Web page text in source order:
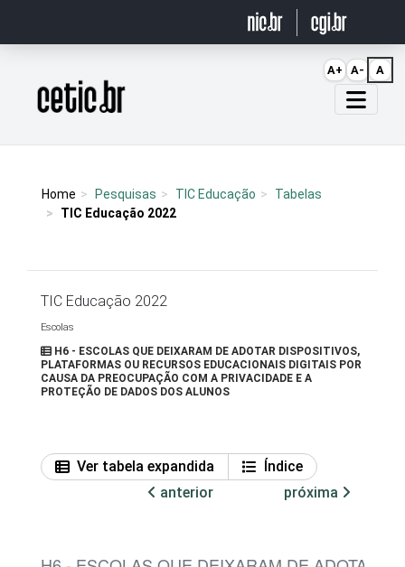
Página inicial
Home Pesquisas TIC Educação
Tabelas
TIC Educação 2022
TIC Educação 2022
Escolas
H6 - ESCOLAS QUE DEIXARAM DE ADOTAR DISPOSITIVOS,
PLATAFORMAS OU RECURSOS EDUCACIONAIS DIGITAIS POR
CAUSA DA PREOCUPAÇÃO COM A PRIVACIDADE E A
PROTEÇÃO DE DADOS DOS ALUNOS
Ver tabela expandida
Índice
anterior
próxima
A+ A- A